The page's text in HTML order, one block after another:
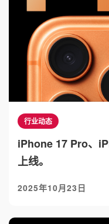
行业动态
iPhone 17 Pro、
上线。
2025年10月23日